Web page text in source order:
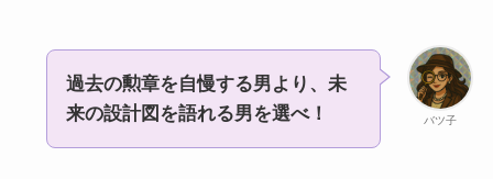
バツ子
過去の勲章を自慢する男より、未
来の設計図を語れる男を選べ！